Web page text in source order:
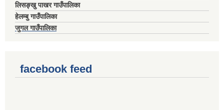
लिसङ्खु पाखर गाउँपालिका
हेलम्बु गाउँपालिका
जुगल गाउँपालिका
facebook feed